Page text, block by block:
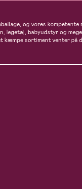
og vores kompetente
legetøj, babyudstyr og
kæmpe sortiment venter på